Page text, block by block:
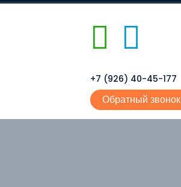
+7 (926) 40-45-177
Обратный звонок